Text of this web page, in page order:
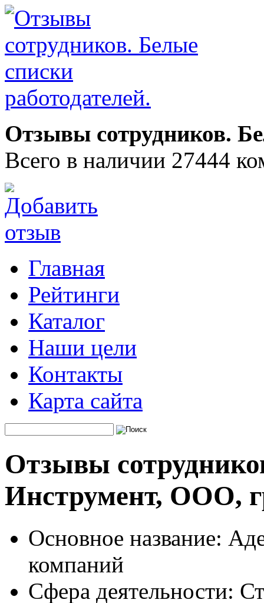
Отзывы сотрудников.
Всего в наличии 27444
Главная
Рейтинги
Каталог
Наши цели
Контакты
Карта сайта
Отзывы
Инструмент, ООО,
Основное название:
компаний
Сфера деятельности: